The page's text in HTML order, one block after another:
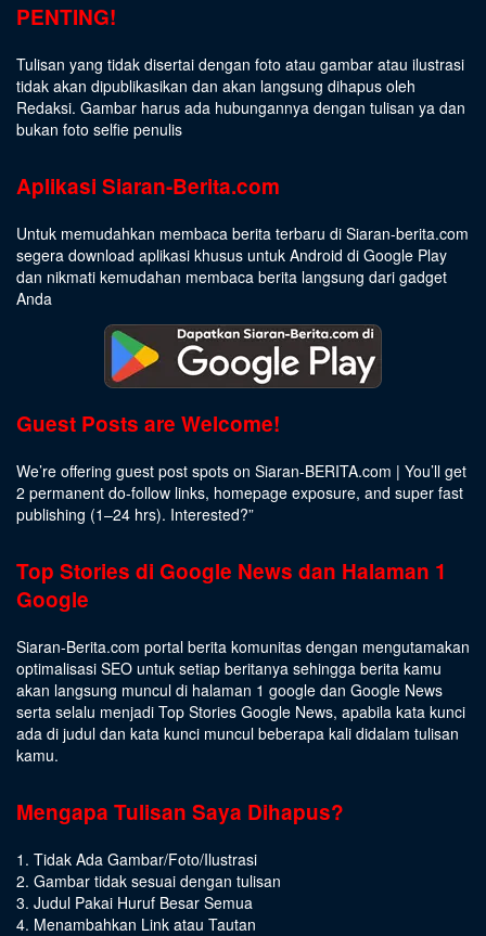
PENTING!
Tulisan yang tidak disertai dengan foto atau gambar atau ilustrasi
tidak akan dipublikasikan dan akan langsung dihapus oleh
Redaksi. Gambar harus ada hubungannya dengan tulisan ya dan
bukan foto selfie penulis
Aplikasi Siaran-Berita.com
Untuk memudahkan membaca berita terbaru di Siaran-berita.com
segera download aplikasi khusus untuk Android di Google Play
dan nikmati kemudahan membaca berita langsung dari gadget
Anda
Guest Posts are Welcome!
We’re offering guest post spots on Siaran-BERITA.com | You’ll get
2 permanent do-follow links, homepage exposure, and super fast
publishing (1–24 hrs). Interested?”
Top Stories di Google News dan Halaman 1
Google
Siaran-Berita.com portal berita komunitas dengan mengutamakan
optimalisasi SEO untuk setiap beritanya sehingga berita kamu
akan langsung muncul di halaman 1 google dan Google News
serta selalu menjadi Top Stories Google News, apabila kata kunci
ada di judul dan kata kunci muncul beberapa kali didalam tulisan
kamu.
Mengapa Tulisan Saya Dihapus?
1. Tidak Ada Gambar/Foto/Ilustrasi
2. Gambar tidak sesuai dengan tulisan
3. Judul Pakai Huruf Besar Semua
4. Menambahkan Link atau Tautan